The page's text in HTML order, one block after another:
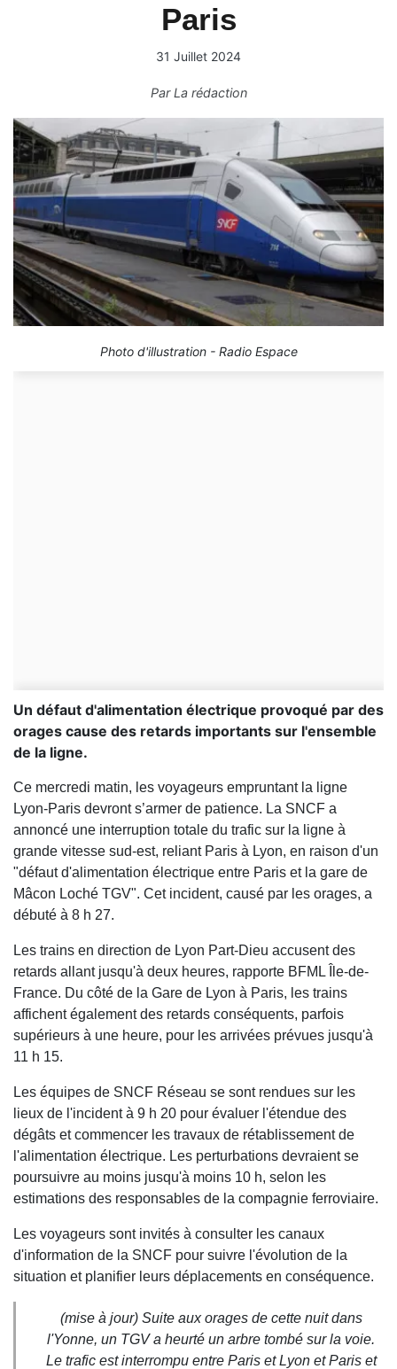
Paris
31 Juillet 2024
ParLa rédaction
Photo d'illustration - Radio Espace
Un défaut d'alimentation électrique provoqué par des
orages cause des retards importants sur l'ensemble
de la ligne.
Ce mercredi matin, les voyageurs empruntant la ligne
Lyon-Paris devront s’armer de patience. La SNCF a
annoncé une interruption totale du trafic sur la ligne à
grande vitesse sud-est, reliant Paris à Lyon, en raison d'un
"défaut d'alimentation électrique entre Paris et la gare de
Mâcon Loché TGV". Cet incident, causé par les orages, a
débuté à 8 h 27.
Les trains en direction de Lyon Part-Dieu accusent des
retards allant jusqu'à deux heures, rapporte BFML Île-de-
France. Du côté de la Gare de Lyon à Paris, les trains
affichent également des retards conséquents, parfois
supérieurs à une heure, pour les arrivées prévues jusqu'à
11 h 15.
Les équipes de SNCF Réseau se sont rendues sur les
lieux de l'incident à 9 h 20 pour évaluer l'étendue des
dégâts et commencer les travaux de rétablissement de
l'alimentation électrique. Les perturbations devraient se
poursuivre au moins jusqu'à moins 10 h, selon les
estimations des responsables de la compagnie ferroviaire.
Les voyageurs sont invités à consulter les canaux
d'information de la SNCF pour suivre l'évolution de la
situation et planifier leurs déplacements en conséquence.
(mise à jour) Suite aux orages de cette nuit dans
l'Yonne, un TGV a heurté un arbre tombé sur la voie.
Le trafic est interrompu entre Paris et Lyon et Paris et